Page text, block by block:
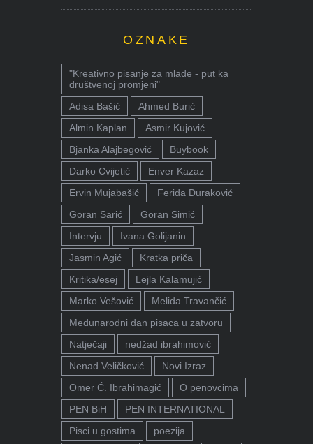
OZNAKE
"Kreativno pisanje za mlade - put ka
društvenoj promjeni"
Adisa Bašić
Ahmed Burić
Almin Kaplan
Asmir Kujović
Bjanka Alajbegović
Buybook
Darko Cvijetić
Enver Kazaz
Ervin Mujabašić
Ferida Duraković
Goran Sarić
Goran Simić
Intervju
Ivana Golijanin
Jasmin Agić
Kratka priča
Kritika/esej
Lejla Kalamujić
Marko Vešović
Melida Travančić
Međunarodni dan pisaca u zatvoru
Natječaji
nedžad ibrahimović
Nenad Veličković
Novi Izraz
Omer Ć. Ibrahimagić
O penovcima
PEN BiH
PEN INTERNATIONAL
Pisci u gostima
poezija